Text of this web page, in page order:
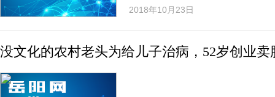
2018年10月23日
没文化的农村老头为给儿子治病，52岁创业